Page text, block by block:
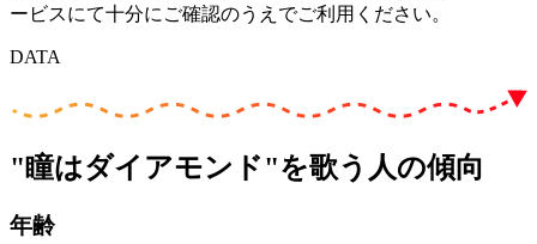
ービスにて十分にご確認のうえでご利用ください。
DATA
"瞳はダイアモンド"を歌う人の傾向
年齢